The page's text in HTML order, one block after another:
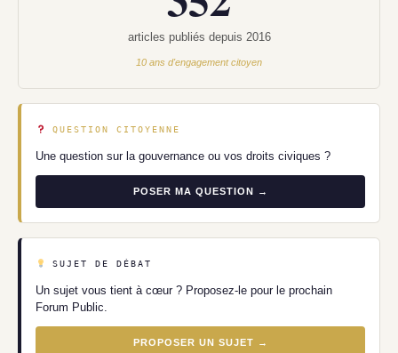
articles publiés depuis 2016
10 ans d'engagement citoyen
QUESTION CITOYENNE
Une question sur la gouvernance ou vos droits civiques ?
POSER MA QUESTION →
SUJET DE DÉBAT
Un sujet vous tient à cœur ? Proposez-le pour le prochain
Forum Public.
PROPOSER UN SUJET →